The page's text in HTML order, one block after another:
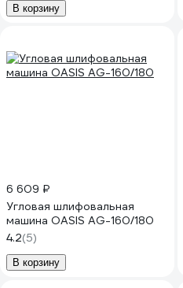
В корзину
6 609 ₽
Угловая шлифовальная
машина OASIS AG-160/180
4.2(5)
В корзину